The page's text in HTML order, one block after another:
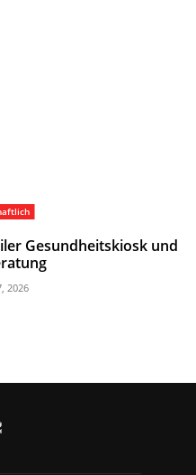
Gesundheitskiosk und
2026